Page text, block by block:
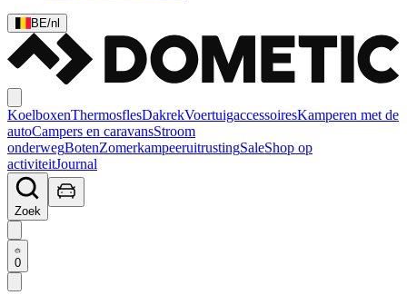
BE/nl
KoelboxenThermosflesDakrekVoertuigaccessoiresKamperen met de
autoCampers en caravansStroom
onderwegBotenZomerkampeeruitrustingSaleShop op
activiteitJournal
Zoek
0